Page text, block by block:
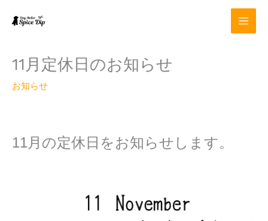
11月定休日のお知らせ
お知らせ
11 月の定休日をお知らせします。